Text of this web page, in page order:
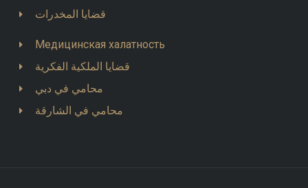
قضايا المخدرات
Медицинская халатность
قضايا الملكية الفكرية
محامي في دبي
محامي في الشارقة